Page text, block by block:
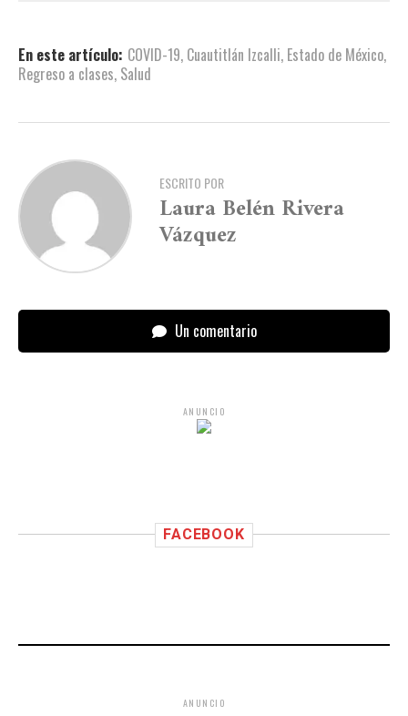
En este artículo: COVID-19, Cuautitlán Izcalli, Estado de México,
Regreso a clases, Salud
ESCRITO POR
Laura Belén Rivera
Vázquez
Un comentario
ANUNCIO
FACEBOOK
ANUNCIO